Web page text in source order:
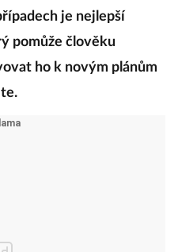
je nejlepší
pomůže člověku
ho k novým plánům